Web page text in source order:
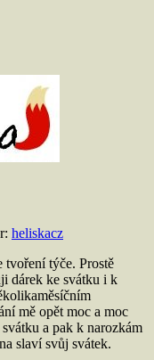
heliskacz
týče. Prostě
dárek ke svátku i k
mě opět moc a moc
a pak k narozkám
slaví svůj svátek.